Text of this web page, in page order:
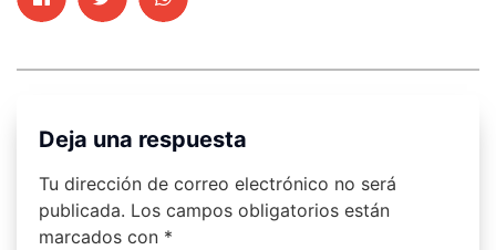
Deja una respuesta
Tu dirección de correo electrónico no será
publicada. Los campos obligatorios están
marcados con *